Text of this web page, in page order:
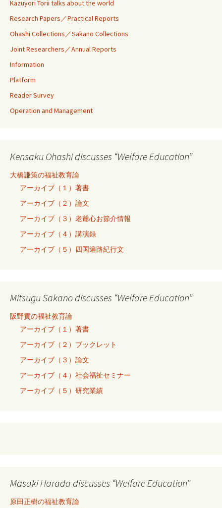
Kazuyori Torii talks about the world
Research Papers／Practical Reports
Ohashi Collections／Sakano Collections
Joint Researchers／Annual Reports
Information
Platform
Reader Survey
Operation and Management
Kensaku Ohashi discusses “Welfare Education”
大橋謙策の福祉教育論
アーカイブ（１）著書
アーカイブ（２）論文
アーカイブ（３）老爺心お節介情報
アーカイブ（４）講演録
アーカイブ（５）四国遍路紀行文
Mitsugu Sakano discusses “Welfare Education”
阪野貢の福祉教育論
アーカイブ（１）著書
アーカイブ（２）ブックレット
アーカイブ（３）論文
アーカイブ（４）社会福祉セミナー
アーカイブ（５）研究業績
Masaki Harada discusses “Welfare Education”
原田正樹の福祉教育論